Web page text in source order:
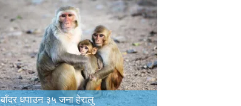
बाँदर धपाउन ३५ जना हेरालु